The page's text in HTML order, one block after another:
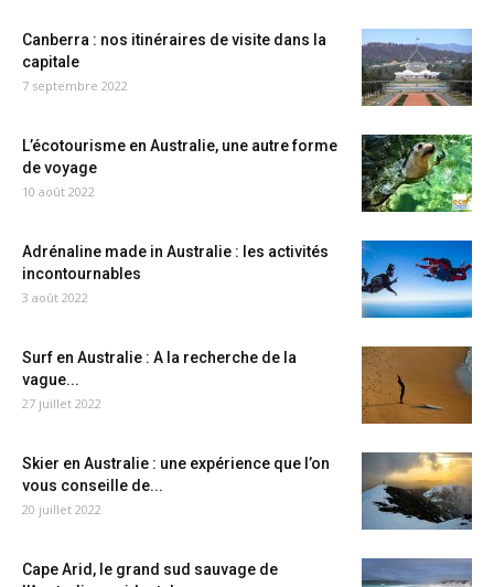
Canberra : nos itinéraires de visite dans la
capitale
7 septembre 2022
L’écotourisme en Australie, une autre forme
de voyage
10 août 2022
Adrénaline made in Australie : les activités
incontournables
3 août 2022
Surf en Australie : A la recherche de la
vague...
27 juillet 2022
Skier en Australie : une expérience que l’on
vous conseille de...
20 juillet 2022
Cape Arid, le grand sud sauvage de